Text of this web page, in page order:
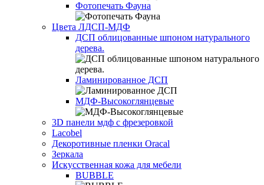
Фотопечать Фауна
Цвета ЛДСП-МДФ
ДСП облицованные шпоном натурального
дерева.
Ламинированное ДСП
МДФ-Высокоглянцевые
3D панели мдф с фрезеровкой
Lacobel
Декоротивные пленки Oracal
Зеркала
Искусственная кожа для мебели
BUBBLE